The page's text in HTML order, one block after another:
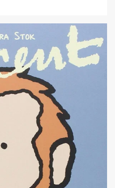
caratterizzerà il suo stile di
e dal tratto pittoresco.
del fumetto, in [']